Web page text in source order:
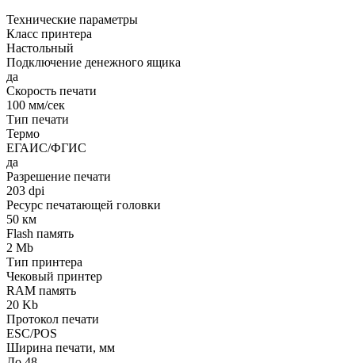
Технические параметры
Класс принтера
Настольный
Подключение денежного ящика
да
Скорость печати
100 мм/сек
Тип печати
Термо
ЕГАИС/ФГИС
да
Разрешение печати
203 dpi
Ресурс печатающей головки
50 км
Flash память
2 Mb
Тип принтера
Чековый принтер
RAM память
20 Kb
Протокол печати
ESC/POS
Ширина печати, мм